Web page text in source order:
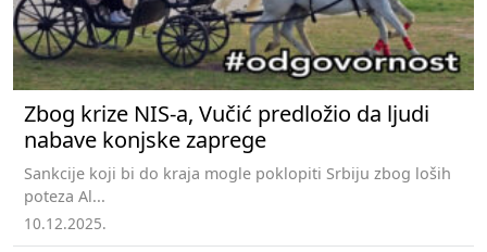
Zbog krize NIS-a, Vučić predložio da ljudi
nabave konjske zaprege
Sankcije koji bi do kraja mogle poklopiti Srbiju zbog loših
poteza Al...
10.12.2025.